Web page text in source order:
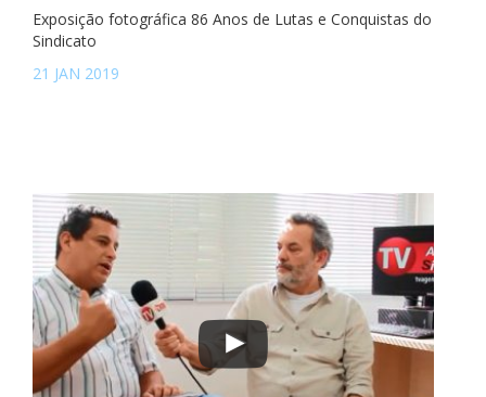
Exposição fotográfica 86 Anos de Lutas e Conquistas do
Sindicato
21 JAN 2019